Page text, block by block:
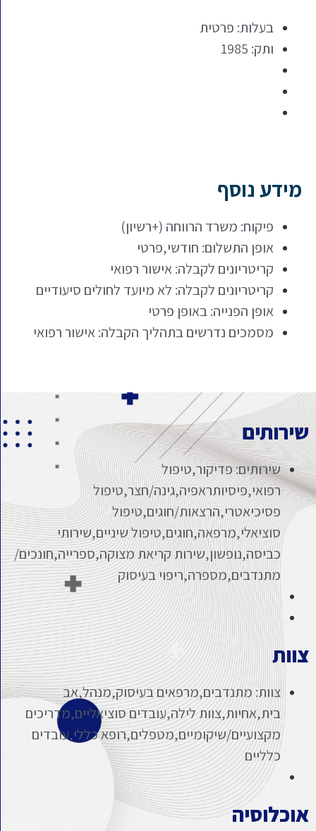
בעלות: פרטית
ותק: 1985
מידע נוסף
פיקוח: משרד הרווחה (+רשיון)
אופן התשלום: חודשי,פרטי
קריטריונים לקבלה: אישור רפואי
קריטריונים לקבלה: לא מיועד לחולים סיעודיים
אופן הפנייה: באופן פרטי
מסמכים נדרשים בתהליך הקבלה: אישור רפואי
שירותים
שירותים: פדיקור,טיפול
רפואי,פיסיותראפיה,גינה/חצר,טיפול
פסיכיאטרי,הרצאות/חוגים,טיפול
סוציאלי,מרפאה,חוגים,טיפול שיניים,שירותי
כביסה,נופשון,שירות קריאת מצוקה,ספרייה,חונכים/
מתנדבים,מספרה,ריפוי בעיסוק
צוות
צוות: מתנדבים,מרפאים בעיסוק,מנהל,אב
בית,אחיות,צוות לילה,עובדים סוציאליים,מדריכים
מקצועיים/שיקומיים,מטפלים,רופא כללי,עובדים
כלליים
אוכלוסיה